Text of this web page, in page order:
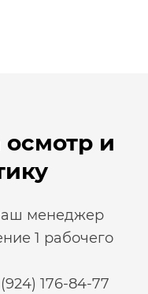
осмотр и
менеджер
1 рабочего
176-84-77